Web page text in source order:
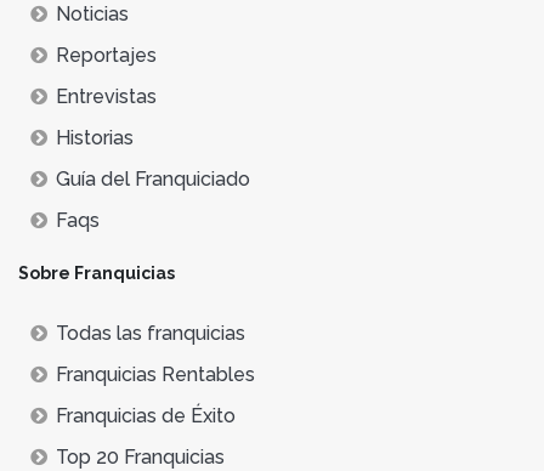
Noticias
Reportajes
Entrevistas
Historias
Guía del Franquiciado
Faqs
Sobre Franquicias
Todas las franquicias
Franquicias Rentables
Franquicias de Éxito
Top 20 Franquicias